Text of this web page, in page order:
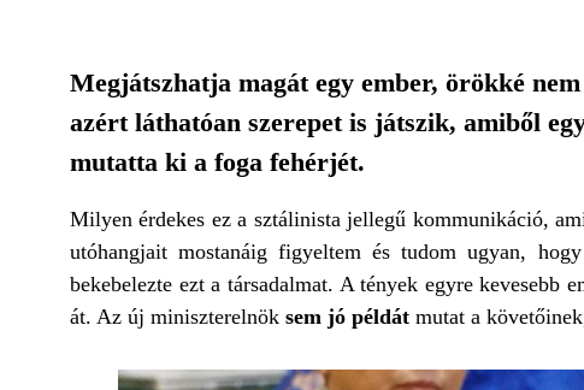
Megjátszhatja magát egy ember, örökké
azért láthatóan szerepet is játszik, amiből
mutatta ki a foga fehérjét.
Milyen érdekes ez a sztálinista jellegű kommunikáció,
utóhangjait mostanáig figyeltem és tudom ugyan,
bekebelezte ezt a társadalmat. A tények egyre
át. Az új miniszterelnök sem jó példát mutat a